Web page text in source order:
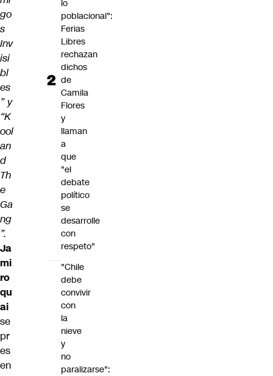
go
s
Inv
isi
bl
es
” y
“K
ool
an
d
Th
e
Ga
ng
”.
Ja
mi
ro
qu
ai
se
pr
es
en
lo
poblacional":
Ferias
Libres
rechazan
dichos
de
Camila
Flores
y
llaman
a
que
"el
debate
político
se
desarrolle
con
respeto"
"Chile
debe
convivir
con
la
nieve
y
no
paralizarse":